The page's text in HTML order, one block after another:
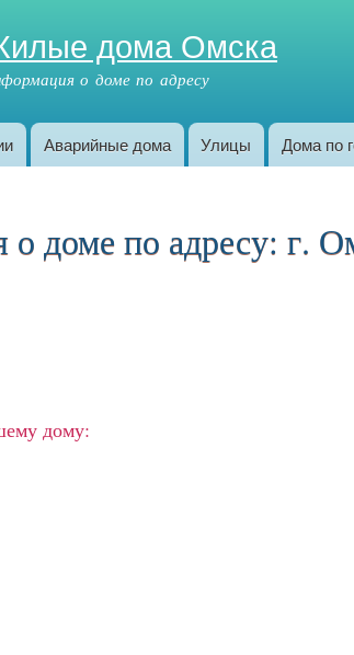
дома Омска
о доме по адресу
Аварийные дома Улицы Дома по
доме по адресу: г.
дому: